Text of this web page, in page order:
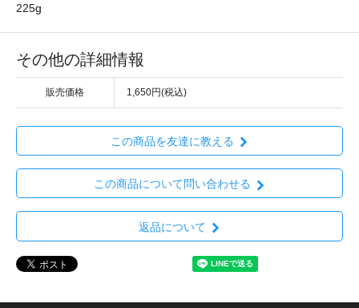
225g
その他の詳細情報
販売価格 1,650円(税込)
この商品を友達に教える
この商品について問い合わせる
返品について